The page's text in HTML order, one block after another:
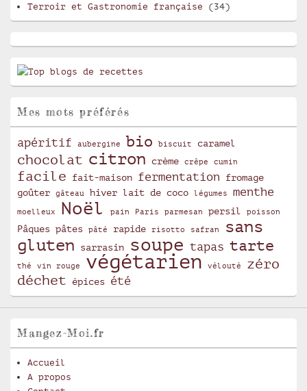
Terroir et Gastronomie française (34)
Mes mots préférés
apéritif aubergine bio biscuit caramel
chocolat citron crème crêpe cumin
facile fait-maison fermentation
fromage
goûter
gâteau hiver lait de coco légumes menthe
moelleux Noël pain Paris parmesan persil poisson
Pâques pâtes pâté rapide risotto safran
sans
gluten
sarrasin soupe tapas tarte
thé vin rouge végétarien vélouté
zéro
déchet
épices été
Mangez-Moi.fr
Accueil
A propos